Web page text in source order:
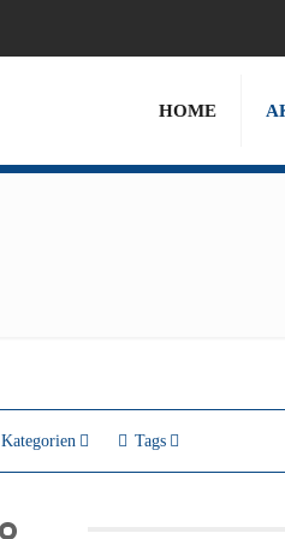
HOME
Kategorien Tags